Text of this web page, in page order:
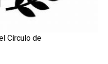
Círculo de